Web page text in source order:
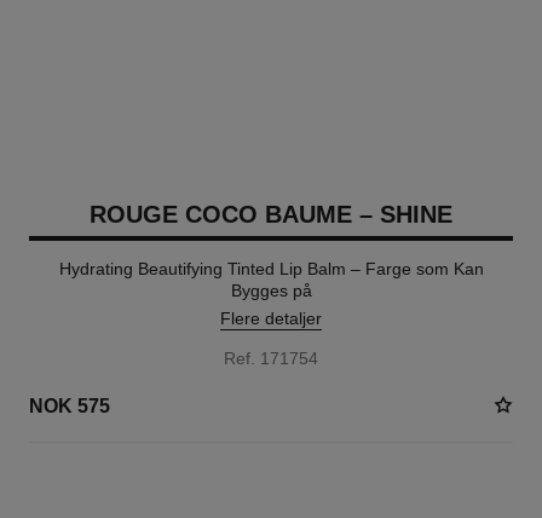
ROUGE COCO BAUME – SHINE
Hydrating Beautifying Tinted Lip Balm – Farge som Kan
Bygges på
Flere detaljer
Ref. 171754
NOK 575